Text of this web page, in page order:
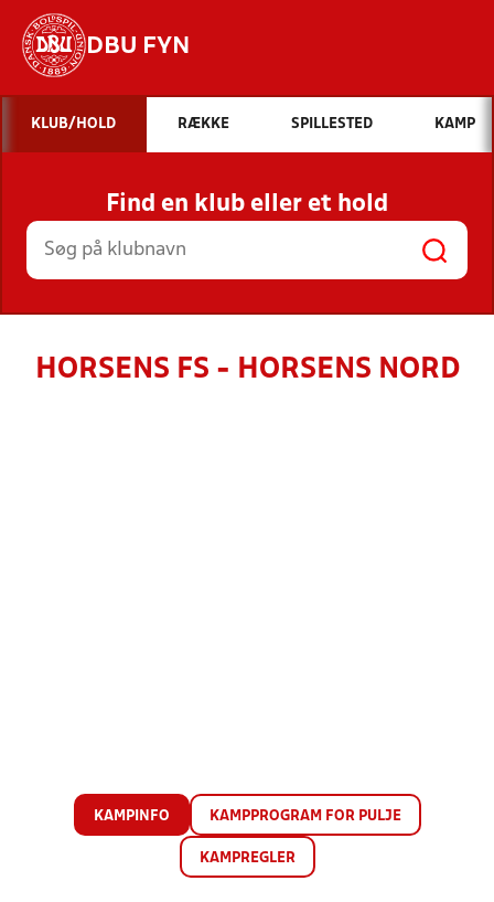
DBU FYN
Hvad vil du søge efter?
INDHOLD OG NYHEDER
STILLINGER, RESULTATER, KLUBBER OG
HOLD
KLUB/HOLD RÆKKE SPILLESTED KAMP
Find en klub eller et hold
HORSENS FS - HORSENS NORD
KAMPINFO KAMPPROGRAM FOR PULJE
KAMPREGLER